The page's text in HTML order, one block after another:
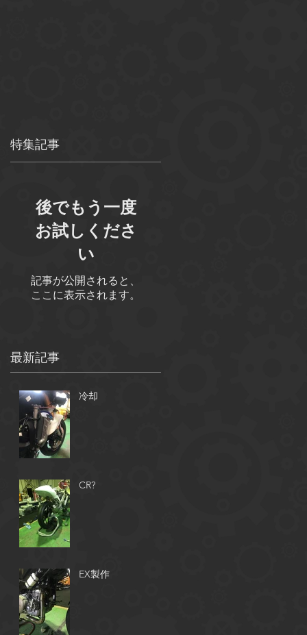
特集記事
後でもう一度
お試しくださ
い
記事が公開されると、
ここに表示されます。
最新記事
冷却
CR?
EX製作